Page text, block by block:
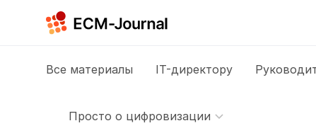
Все материалы IT-директору
Просто о цифровизации